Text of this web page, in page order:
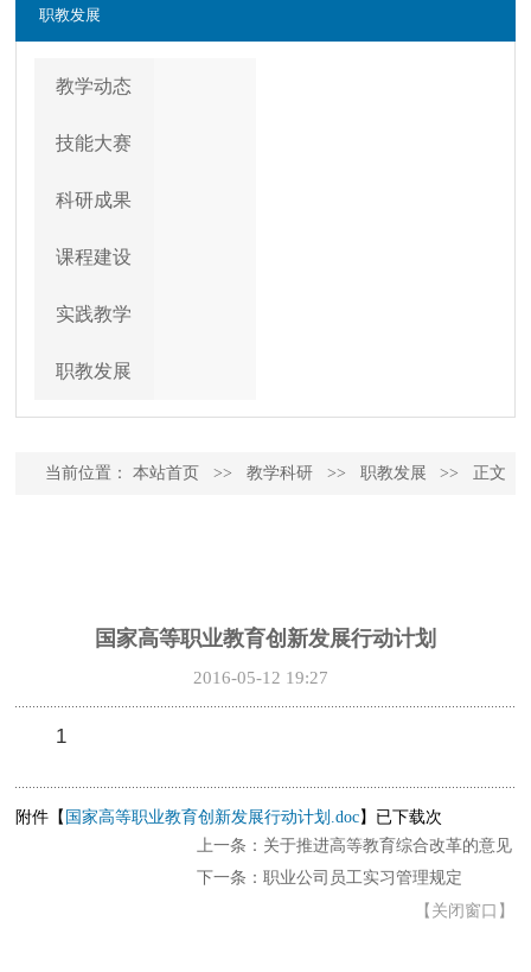
职教发展
教学动态
技能大赛
科研成果
课程建设
实践教学
职教发展
当前位置： 本站首页 >> 教学科研 >> 职教发展 >> 正文
国家高等职业教育创新发展行动计划
2016-05-12 19:27
1
附件【 国家高等职业教育创新发展行动计划.doc】 已下载次
上一条：关于推进高等教育综合改革的意见
下一条：职业公司员工实习管理规定
【 关闭窗口 】